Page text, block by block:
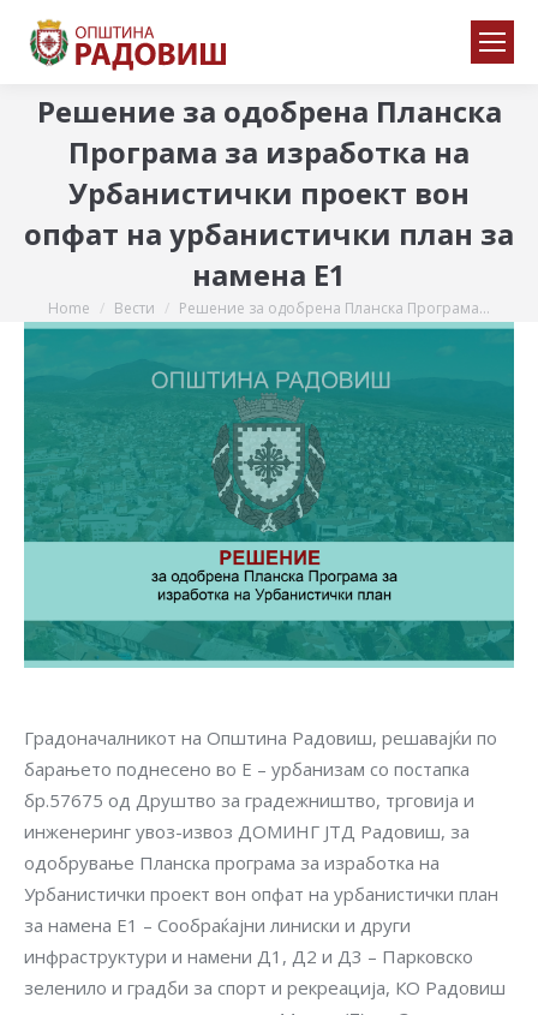
Решение за одобрена Планска
Програма за изработка на
Урбанистички проект вон
опфат на урбанистички план за
намена Е1
You are here:
Home Вести Решение за одобрена Планска Програма…
Градоначалникот на Општина Радовиш, решавајќи по
барањето поднесено во E – урбанизам со постапка
бр.57675 од Друштво за градежништво, трговија и
инженеринг увоз-извоз ДОМИНГ ЈТД Радовиш, за
одобрување Планска програма за изработка на
Урбанистички проект вон опфат на урбанистички план
за намена Е1 – Сообраќајни линиски и други
инфраструктури и намени Д1, Д2 и Д3 – Парковско
зеленило и градби за спорт и рекреација, КО Радовиш